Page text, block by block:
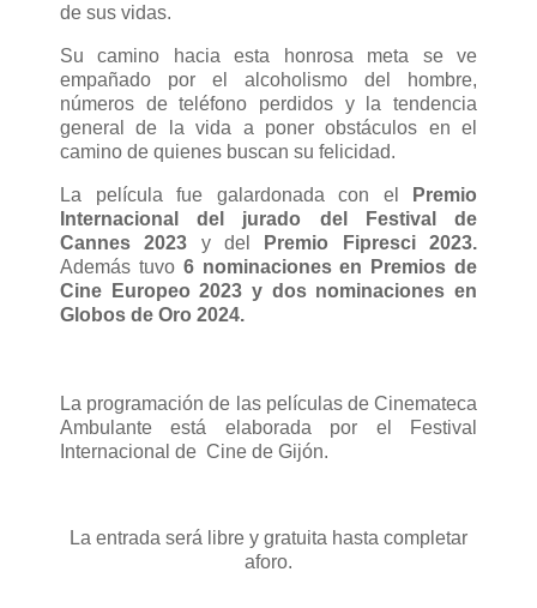
de sus vidas.
Su camino hacia esta honrosa meta se ve
empañado por el alcoholismo del hombre,
números de teléfono perdidos y la tendencia
general de la vida a poner obstáculos en el
camino de quienes buscan su felicidad.
La película fue galardonada con el
Premio
Internacional del jurado del Festival de
Cannes 2023 y del
Premio Fipresci 2023.
Además tuvo 6 nominaciones en Premios de
Cine Europeo 2023 y dos nominaciones en
Globos de Oro 2024.
La programación de las películas de Cinemateca
Ambulante está elaborada por el Festival
Internacional de Cine de Gijón.
La entrada será libre y gratuita hasta completar
aforo.